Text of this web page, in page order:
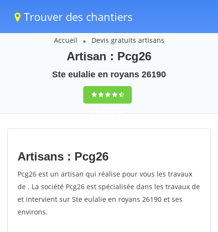
Trouver des chantiers
Accueil Devis gratuits artisans
Artisan : Pcg26
Ste eulalie en royans 26190
9,5(100%)55
votes
Artisans : Pcg26
Pcg26 est un artisan qui réalise pour vous les travaux
de . La société Pcg26 est spécialisée dans les travaux de
et intervient sur Ste eulalie en royans 26190 et ses
environs.